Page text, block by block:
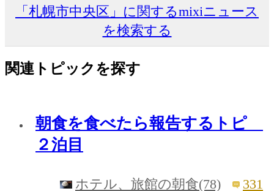
「札幌市中央区」に関するmixiニュース
を検索する
関連トピックを探す
朝食を食べたら報告するトピ
２泊目
ホテル、旅館の朝食(78) 331